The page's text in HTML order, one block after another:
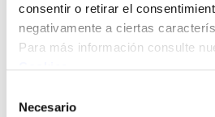
consentir o retirar el
negativamente a ciertas
Para más información consulte
Necesario